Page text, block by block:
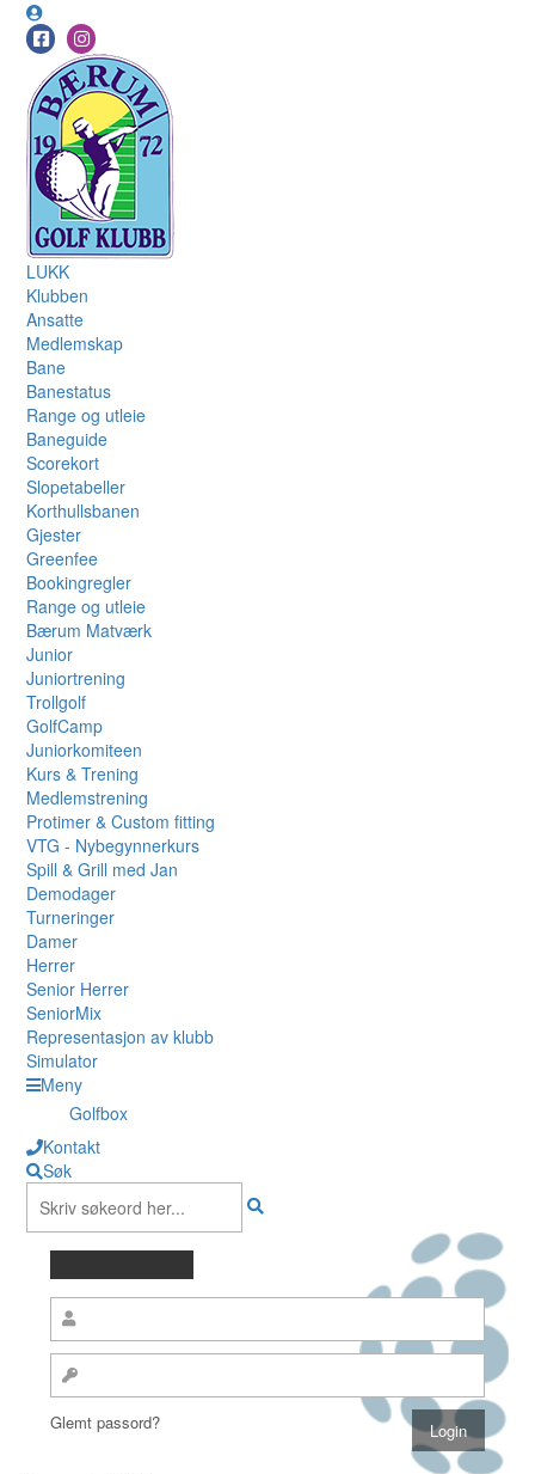
LUKK
Klubben
Ansatte
Medlemskap
Bane
Banestatus
Range og utleie
Baneguide
Scorekort
Slopetabeller
Korthullsbanen
Gjester
Greenfee
Bookingregler
Range og utleie
Bærum Matværk
Junior
Juniortrening
Trollgolf
GolfCamp
Juniorkomiteen
Kurs & Trening
Medlemstrening
Protimer & Custom fitting
VTG - Nybegynnerkurs
Spill & Grill med Jan
Demodager
Turneringer
Damer
Herrer
Senior Herrer
SeniorMix
Representasjon av klubb
Simulator
Meny
Golfbox
Kontakt
Søk
Glemt passord?